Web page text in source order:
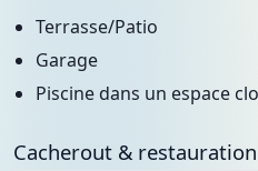
Terrasse/Patio
Garage
Piscine dans un espace
Cacherout & restauration